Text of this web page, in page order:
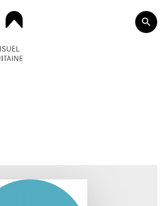
CONTENU PRINCIPAL